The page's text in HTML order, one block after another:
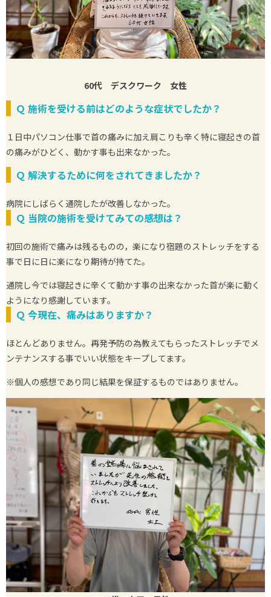
60代 デスクワーク 女性
Ｑ 施術を受ける前はどのような症状でしたか？
１日中パソコン仕事で首の痛みに加え肩こりも辛く特に寝起きの首
の痛みがひどく、動かす事も出来なかった。
Ｑ 解決するために何をされてきましたか？
病院にしばらく通院したが改善しなかった。
Ｑ 当院の施術を受けてみての感想は？
初回の施術で痛みは残るものの，楽になり宿題のストレッチをする
事で日に日に楽になり期待が持てた。
通院し今では寝起きに辛くて動かす事の出来なかった首が楽に動く
ようになり感謝しています。
Ｑ 今現在、痛みはありますか？
ほとんどありません。再発予防の為教えてもらったストレッチでメ
ンテナンスする事でいい状態をキープしてます。
※個人の感想であり同じ結果を保証するものではありません。